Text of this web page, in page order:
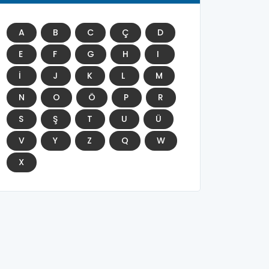
A B C Ç
D
E
F G H
I
İ
J K L
M
N
O Ö P
R
S
Ş T U
Ü
V
Y Z Q
W
X